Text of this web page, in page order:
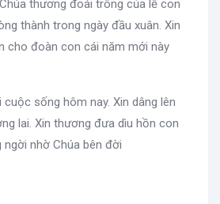
thương đoái trông của lễ con
thành trong ngày đầu xuân. Xin
cho đoàn con cái năm mới này
cuộc sống hôm nay. Xin dâng lên
lai. Xin thương đưa dìu hồn con
nhờ Chúa bên đời